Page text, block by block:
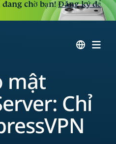
đang chờ bạn!Đăng ký để
mật
Chỉ